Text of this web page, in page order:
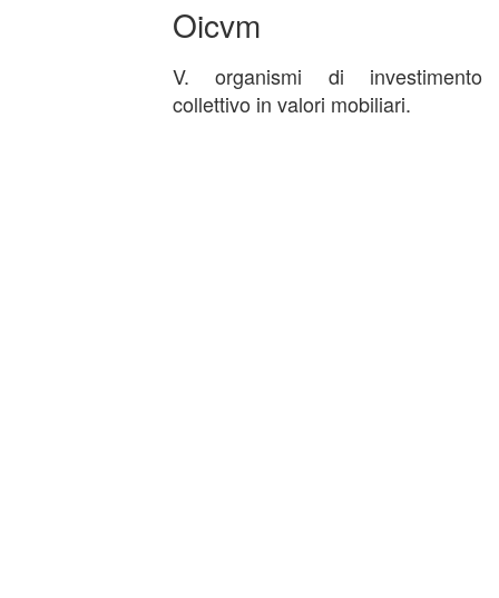
Oicvm
V. organismi di investimento
collettivo in valori mobiliari.